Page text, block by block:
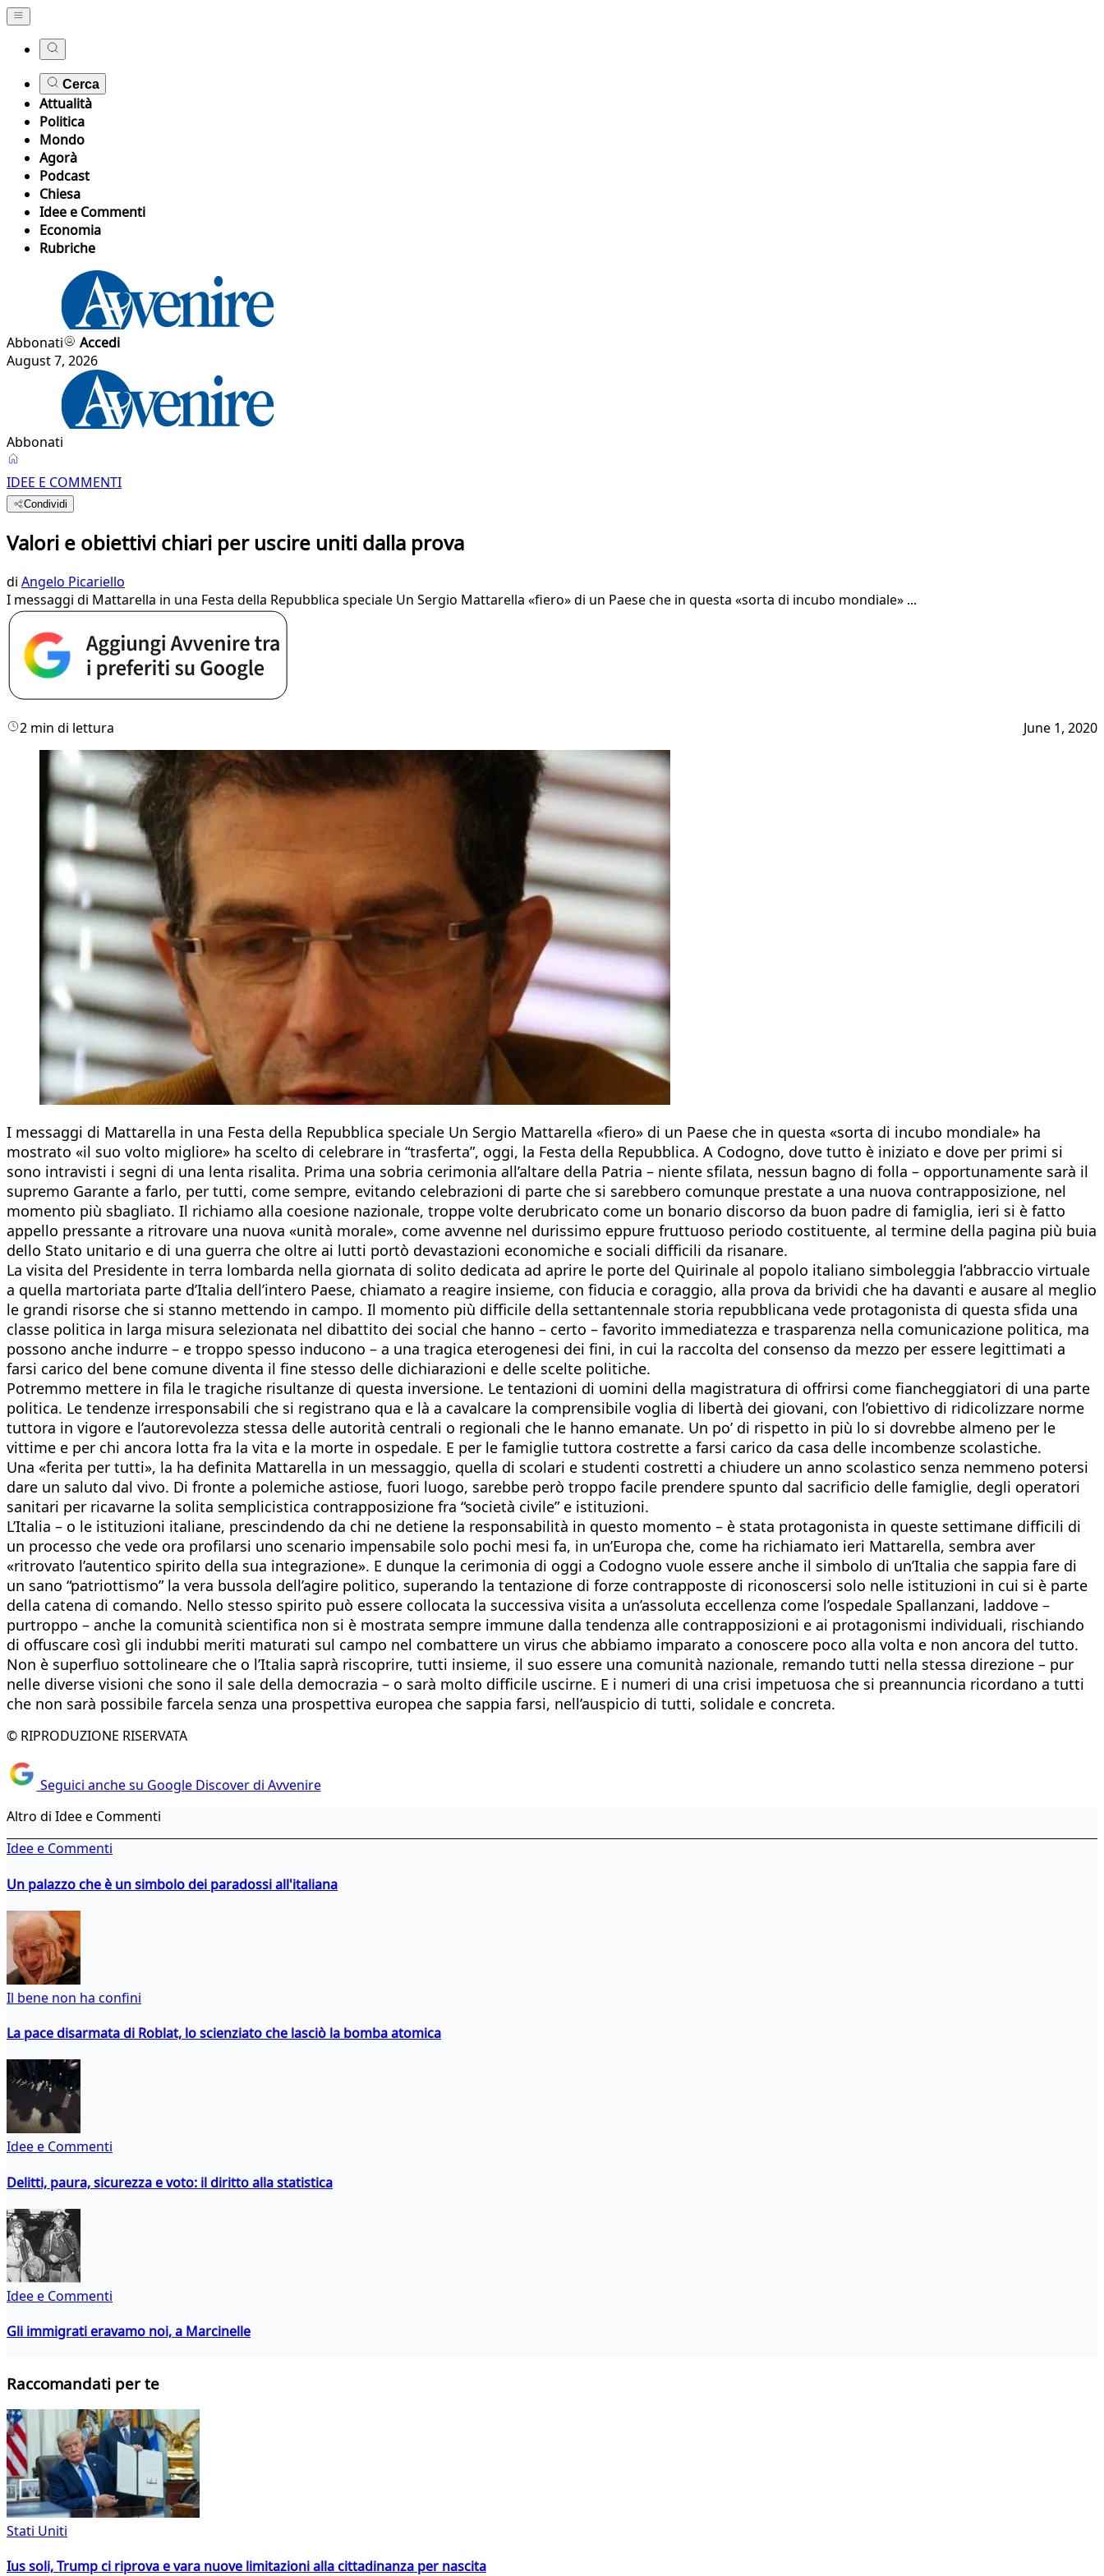
Cerca
Attualità
Politica
Mondo
Agorà
Podcast
Chiesa
Idee e Commenti
Economia
Rubriche
Abbonati
Accedi
August 7, 2026
Abbonati
IDEE E COMMENTI
Condividi
Valori e obiettivi chiari per uscire uniti dalla prova
di Angelo Picariello
I messaggi di Mattarella in una Festa della Repubblica speciale Un Sergio Mattarella «fiero» di un Paese che in questa «sorta di incubo mondiale» ...
2 min di lettura June 1, 2020
I messaggi di Mattarella in una Festa della Repubblica speciale Un Sergio Mattarella «fiero» di un Paese che in questa «sorta di incubo mondiale» ha
mostrato «il suo volto migliore» ha scelto di celebrare in “trasferta”, oggi, la Festa della Repubblica. A Codogno, dove tutto è iniziato e dove per primi si
sono intravisti i segni di una lenta risalita. Prima una sobria cerimonia all’altare della Patria – niente sfilata, nessun bagno di folla – opportunamente sarà il
supremo Garante a farlo, per tutti, come sempre, evitando celebrazioni di parte che si sarebbero comunque prestate a una nuova contrapposizione, nel
momento più sbagliato. Il richiamo alla coesione nazionale, troppe volte derubricato come un bonario discorso da buon padre di famiglia, ieri si è fatto
appello pressante a ritrovare una nuova «unità morale», come avvenne nel durissimo eppure fruttuoso periodo costituente, al termine della pagina più buia
dello Stato unitario e di una guerra che oltre ai lutti portò devastazioni economiche e sociali difficili da risanare.
La visita del Presidente in terra lombarda nella giornata di solito dedicata ad aprire le porte del Quirinale al popolo italiano simboleggia l’abbraccio virtuale
a quella martoriata parte d’Italia dell’intero Paese, chiamato a reagire insieme, con fiducia e coraggio, alla prova da brividi che ha davanti e ausare al meglio
le grandi risorse che si stanno mettendo in campo. Il momento più difficile della settantennale storia repubblicana vede protagonista di questa sfida una
classe politica in larga misura selezionata nel dibattito dei social che hanno – certo – favorito immediatezza e trasparenza nella comunicazione politica, ma
possono anche indurre – e troppo spesso inducono – a una tragica eterogenesi dei fini, in cui la raccolta del consenso da mezzo per essere legittimati a
farsi carico del bene comune diventa il fine stesso delle dichiarazioni e delle scelte politiche.
Potremmo mettere in fila le tragiche risultanze di questa inversione. Le tentazioni di uomini della magistratura di offrirsi come fiancheggiatori di una parte
politica. Le tendenze irresponsabili che si registrano qua e là a cavalcare la comprensibile voglia di libertà dei giovani, con l’obiettivo di ridicolizzare norme
tuttora in vigore e l’autorevolezza stessa delle autorità centrali o regionali che le hanno emanate. Un po’ di rispetto in più lo si dovrebbe almeno per le
vittime e per chi ancora lotta fra la vita e la morte in ospedale. E per le famiglie tuttora costrette a farsi carico da casa delle incombenze scolastiche.
Una «ferita per tutti», la ha definita Mattarella in un messaggio, quella di scolari e studenti costretti a chiudere un anno scolastico senza nemmeno potersi
dare un saluto dal vivo. Di fronte a polemiche astiose, fuori luogo, sarebbe però troppo facile prendere spunto dal sacrificio delle famiglie, degli operatori
sanitari per ricavarne la solita semplicistica contrapposizione fra “società civile” e istituzioni.
L’Italia – o le istituzioni italiane, prescindendo da chi ne detiene la responsabilità in questo momento – è stata protagonista in queste settimane difficili di
un processo che vede ora profilarsi uno scenario impensabile solo pochi mesi fa, in un’Europa che, come ha richiamato ieri Mattarella, sembra aver
«ritrovato l’autentico spirito della sua integrazione». E dunque la cerimonia di oggi a Codogno vuole essere anche il simbolo di un’Italia che sappia fare di
un sano “patriottismo” la vera bussola dell’agire politico, superando la tentazione di forze contrapposte di riconoscersi solo nelle istituzioni in cui si è parte
della catena di comando. Nello stesso spirito può essere collocata la successiva visita a un’assoluta eccellenza come l’ospedale Spallanzani, laddove –
purtroppo – anche la comunità scientifica non si è mostrata sempre immune dalla tendenza alle contrapposizioni e ai protagonismi individuali, rischiando
di offuscare così gli indubbi meriti maturati sul campo nel combattere un virus che abbiamo imparato a conoscere poco alla volta e non ancora del tutto.
Non è superfluo sottolineare che o l’Italia saprà riscoprire, tutti insieme, il suo essere una comunità nazionale, remando tutti nella stessa direzione – pur
nelle diverse visioni che sono il sale della democrazia – o sarà molto difficile uscirne. E i numeri di una crisi impetuosa che si preannuncia ricordano a tutti
che non sarà possibile farcela senza una prospettiva europea che sappia farsi, nell’auspicio di tutti, solidale e concreta.
© RIPRODUZIONE RISERVATA
Seguici anche su Google Discover di Avvenire
Altro di Idee e Commenti
Idee e Commenti
Un palazzo che è un simbolo dei paradossi all'italiana
Il bene non ha confini
La pace disarmata di Roblat, lo scienziato che lasciò la bomba atomica
Idee e Commenti
Delitti, paura, sicurezza e voto: il diritto alla statistica
Idee e Commenti
Gli immigrati eravamo noi, a Marcinelle
Raccomandati per te
Stati Uniti
Ius soli, Trump ci riprova e vara nuove limitazioni alla cittadinanza per nascita